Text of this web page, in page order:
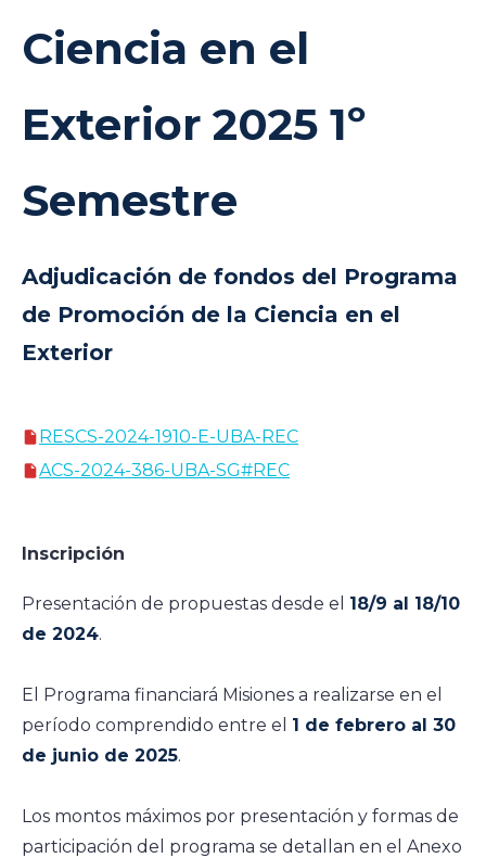
Ciencia en el
Exterior 2025 1º
Semestre
Adjudicación de fondos del Programa
de Promoción de la Ciencia en el
Exterior
RESCS-2024-1910-E-UBA-REC
ACS-2024-386-UBA-SG#REC
Inscripción
Presentación de propuestas desde el 18/9 al 18/10
de 2024.
El Programa financiará Misiones a realizarse en el
período comprendido entre el 1 de febrero al 30
de junio de 2025.
Los montos máximos por presentación y formas de
participación del programa se detallan en el Anexo